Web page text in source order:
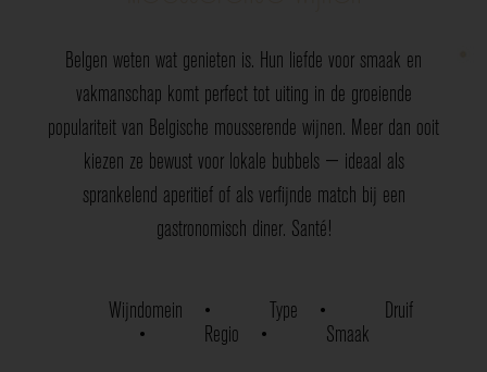
Belgen weten wat genieten is. Hun liefde voor smaak en
vakmanschap komt perfect tot uiting in de groeiende
populariteit van Belgische mousserende wijnen. Meer dan ooit
kiezen ze bewust voor lokale bubbels — ideaal als
sprankelend aperitief of als verfijnde match bij een
gastronomisch diner. Santé!
Wijndomein Type
Druif
Regio
Smaak